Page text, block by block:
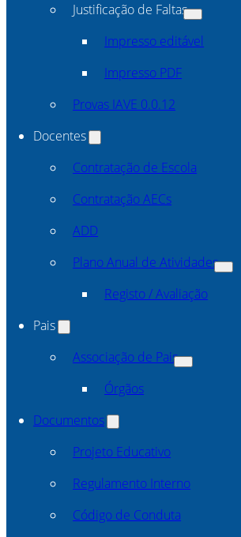
Justificação de Faltas
Impresso editável
Impresso PDF
Provas IAVE 0.0.12
Docentes
Contratação de Escola
Contratação AECs
ADD
Plano Anual de Atividades
Registo / Avaliação
Pais
Associação de Pais
Órgãos
Documentos
Projeto Educativo
Regulamento Interno
Código de Conduta